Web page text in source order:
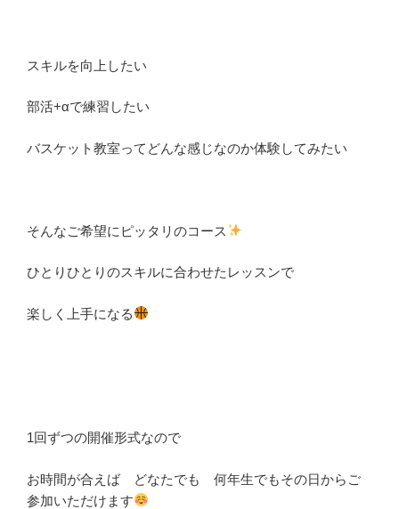
スキルを向上したい
部活+αで練習したい
バスケット教室ってどんな感じなのか体験してみたい
そんなご希望にピッタリのコース
ひとりひとりのスキルに合わせたレッスンで
楽しく上手になる
1回ずつの開催形式なので
お時間が合えば どなたでも 何年生でもその日からご
参加いただけます